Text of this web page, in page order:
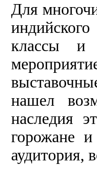
Для
классы и
нашел
наследия
горожане
аудитория,